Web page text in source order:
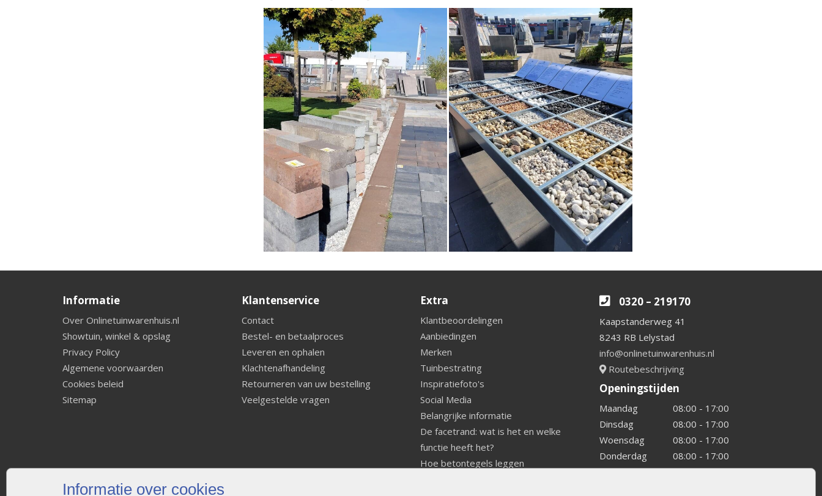
Informatie over cookies
Informatie
Over Onlinetuinwarenhuis.nl
Showtuin, winkel & opslag
Privacy Policy
Algemene voorwaarden
Cookies beleid
Sitemap
Klantenservice
Contact
Bestel- en betaalproces
Leveren en ophalen
Klachtenafhandeling
Retourneren van uw bestelling
Veelgestelde vragen
Extra
Klantbeoordelingen
Aanbiedingen
Merken
Tuinbestrating
Inspiratiefoto's
Social Media
Belangrijke informatie
De facetrand: wat is het en welke
functie heeft het?
Hoe betontegels leggen
0320 – 219170
Kaapstanderweg 41
8243 RB Lelystad
info@onlinetuinwarenhuis.nl
Routebeschrijving
Openingstijden
Maandag
08:00 - 17:00
Dinsdag
08:00 - 17:00
Woensdag
08:00 - 17:00
Donderdag
08:00 - 17:00
Vrijdag
08:00 - 17:00